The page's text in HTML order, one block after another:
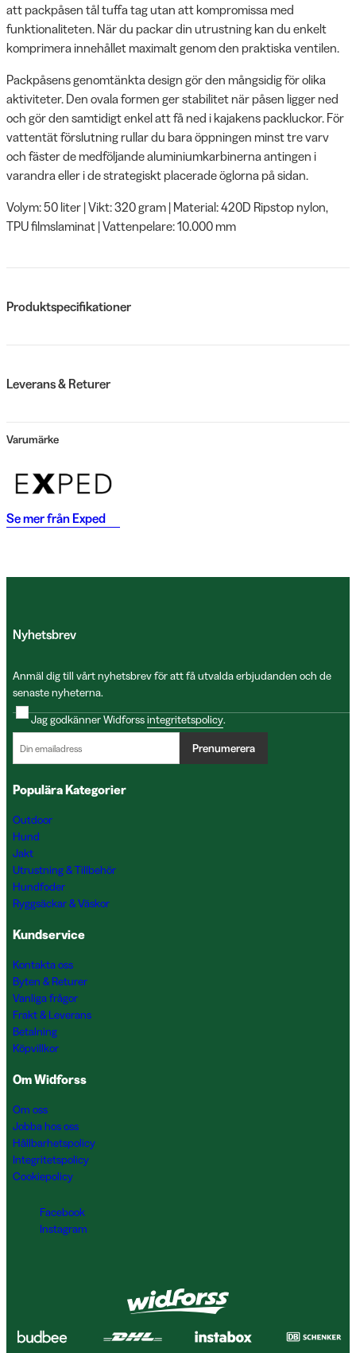
att packpåsen tål tuffa tag utan att kompromissa med
funktionaliteten. När du packar din utrustning kan du enkelt
komprimera innehållet maximalt genom den praktiska ventilen.
Packpåsens genomtänkta design gör den mångsidig för olika
aktiviteter. Den ovala formen ger stabilitet när påsen ligger ned
och gör den samtidigt enkel att få ned i kajakens packluckor. För
vattentät förslutning rullar du bara öppningen minst tre varv
och fäster de medföljande aluminiumkarbinerna antingen i
varandra eller i de strategiskt placerade öglorna på sidan.
Volym: 50 liter | Vikt: 320 gram | Material: 420D Ripstop nylon,
TPU filmslaminat | Vattenpelare: 10.000 mm
Produktspecifikationer
Leverans & Returer
Varumärke
Se mer från Exped
Nyhetsbrev
Anmäl dig till vårt nyhetsbrev för att få utvalda erbjudanden och de
senaste nyheterna.
Jag godkänner Widforssintegritetspolicy.
Prenumerera
Populära Kategorier
Outdoor
Hund
Jakt
Utrustning & Tillbehör
Hundfoder
Ryggsäckar & Väskor
Kundservice
Kontakta oss
Byten & Returer
Vanliga frågor
Frakt & Leverans
Betalning
Köpvillkor
Om Widforss
Om oss
Jobba hos oss
Hållbarhetspolicy
Integritetspolicy
Cookiepolicy
Facebook
Instagram